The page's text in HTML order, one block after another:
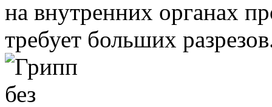
на внутренних органах
требует больших